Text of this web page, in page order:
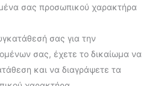
σας προσωπικού χαρακτήρα
σας για την
σας, έχετε το δικαίωμα να
και να διαγράψετε τα